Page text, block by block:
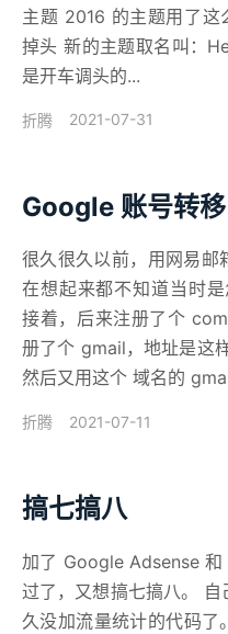
主题 2016 的主题用了
掉头 新的主题取名叫：
是开车调头的...
折腾 2021-07-31
Google 账号转移
很久很久以前，用网易
在想起来都不知道当时
接着，后来注册了个
册了个 gmail，地址是这
然后又用这个 域名的
折腾 2021-07-11
搞七搞八
加了 Google Adsense
过了，又想搞七搞八。
久没加流量统计的代码